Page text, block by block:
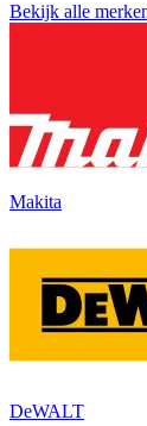
Bekijk alle
Makita
DeWALT